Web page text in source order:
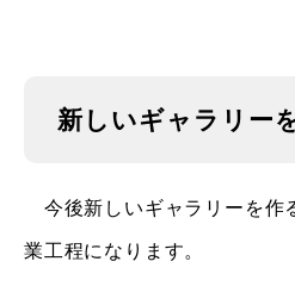
新しいギャラリー
今後新しいギャラリーを作
業工程になります。